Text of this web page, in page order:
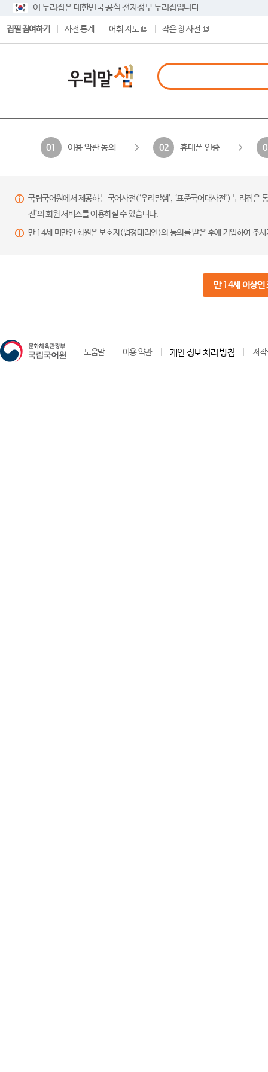
이 누리집은 대한민국 공식 전자정부 누리집입니다.
집필 참여하기 사전 통계 어휘 지도 작은 창 사전
01 이용 약관 동의 02 휴대폰 인증
국립국어원에서 제공하는 국어사전(‘우리말샘’, ‘표준국어대사전’) 누리집
전’의 회원 서비스를 이용하실 수 있습니다.
만 14세 미만인 회원은 보호자(법정대리인)의 동의를 받은 후에 가입하여 주
만 14세 이상인
도움말 이용 약관 개인 정보 처리 방침 저